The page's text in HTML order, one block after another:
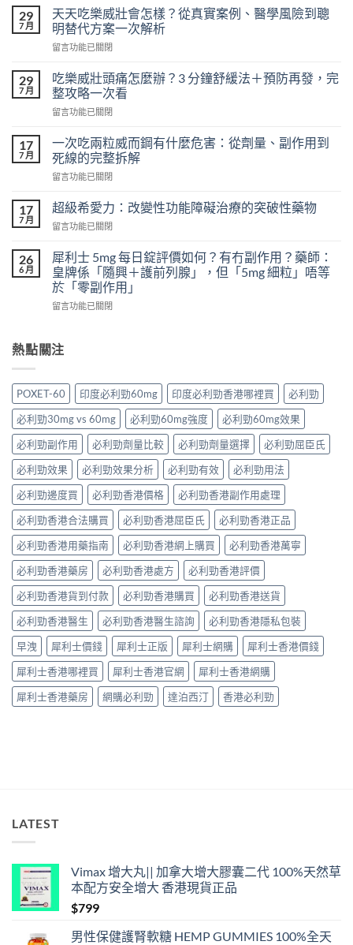
29
7 月
天天吃樂威壯會怎樣？從真實案例、醫學風險到聰
明替代方案一次解析
在
天
吃
樂
威
會
怎
樣？
從
實
案
例、
學
風
險
到
替
代
案
一
次
解
析〉
中
留言功能已關閉
29
7 月
吃樂威壯頭痛怎麼辦？3 分鐘舒緩法＋預防再發，完
整攻略一次看
在
威
壯
頭
怎
辦？
分
鐘
舒
法
防
完
整
攻
略
一
次
看〉
中
留言功能已關閉
17
7 月
一次吃兩粒威而鋼有什麼危害：從劑量、副作用到
死線的完整拆解
在
次
吃
兩
威
而
鋼
有
什
害：
量、
副
作
用
到
死
線
的
完
整
拆
解〉
中
留言功能已關閉
17
7 月
超級希愛力：改變性功能障礙治療的突破性藥物
在
級
希
愛
力：
改
功
能
礙
治
療
的
突
破
性
藥
物〉
中
留言功能已關閉
26
6 月
犀利士 5mg 每日錠評價如何？有冇副作用？藥師：
皇牌係「隨興＋護前列腺」，但「5mg 細粒」唔等
於「零副作用」
在
士
5mg
日
錠
評
價
如
何？
有
冇
副
作
用？
藥
師：
皇
牌
係
「隨
興
＋
護
前
列
腺」，
但
「5mg
用」〉
留言功能已關閉
熱點關注
POXET-60 印度必利勁60mg 印度必利勁香港哪裡買
必利勁
必利勁30mg vs 60mg
必利勁60mg強度
必利勁60mg效果
必利勁副作用
必利勁劑量比較 必利勁劑量選擇
必利勁屈臣氏
必利勁效果
必利勁效果分析 必利勁有效
必利勁用法
必利勁邊度買
必利勁香港價格
必利勁香港副作用處理
必利勁香港合法購買
必利勁香港屈臣氏
必利勁香港正品
必利勁香港用藥指南
必利勁香港網上購買
必利勁香港萬寧
必利勁香港藥房
必利勁香港處方
必利勁香港評價
必利勁香港貨到付款
必利勁香港購買
必利勁香港送貨
必利勁香港醫生
必利勁香港醫生諮詢
必利勁香港隱私包裝
早洩
犀利士價錢 犀利士正版 犀利士網購
犀利士香港價錢
犀利士香港哪裡買
犀利士香港官網
犀利士香港網購
犀利士香港藥房
網購必利勁 達泊西汀 香港必利勁
LATEST
Vimax 增大丸|| 加拿大增大膠囊二代 100%天然草
本配方安全增大 香港現貨正品
$799
男性保健護腎軟糖 HEMP GUMMIES 100%全天